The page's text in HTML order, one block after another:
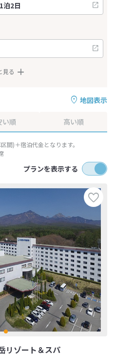
見る
地図表示
い順 高い順
間)＋宿泊代金となります。
プランを表示する
リゾート＆スパ